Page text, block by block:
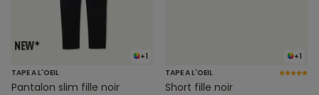
+1
TAPE A L'OEIL
Pantalon slim fille noir
+1
TAPE A L'OEIL
Short fille noir